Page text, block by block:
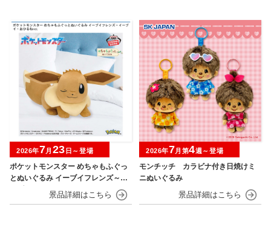
ポケットモンスター めちゃもふぐっ
とぬいぐるみ イーブイフレンズ～イ
ーブイ～おひるねver.
2026年7月 23 日～登場
モンチッチ カラビナ付き日焼けミ
ニぬいぐるみ
2026年7月第4週～登場